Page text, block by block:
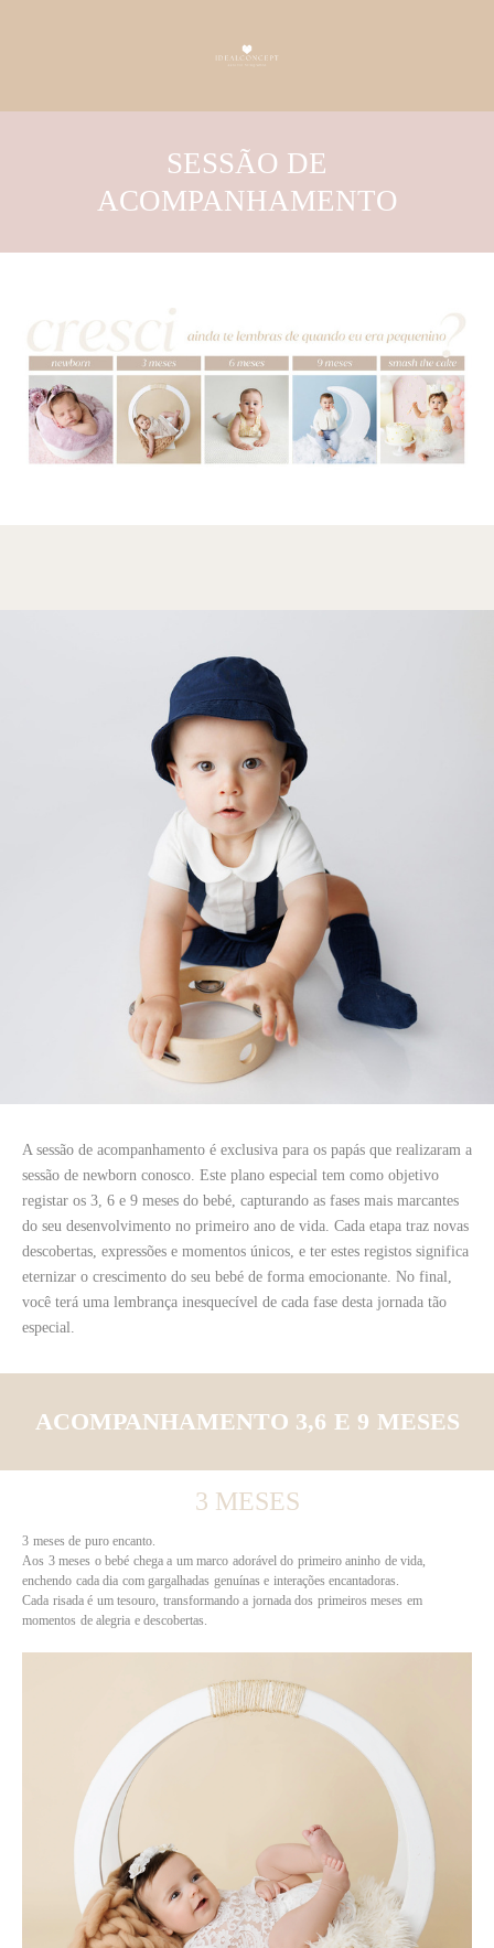
SESSÃO DE
ACOMPANHAMENTO
A sessão de acompanhamento é exclusiva para os papás que realizaram a
sessão de newborn conosco. Este plano especial tem como objetivo
registar os 3, 6 e 9 meses do bebé, capturando as fases mais marcantes
do seu desenvolvimento no primeiro ano de vida. Cada etapa traz novas
descobertas, expressões e momentos únicos, e ter estes registos significa
eternizar o crescimento do seu bebé de forma emocionante. No final,
você terá uma lembrança inesquecível de cada fase desta jornada tão
especial.
ACOMPANHAMENTO 3,6 E 9 MESES
3 MESES
3 meses de puro encanto.
Aos 3 meses o bebé chega a um marco adorável do primeiro aninho de vida,
enchendo cada dia com gargalhadas genuínas e interações encantadoras.
Cada risada é um tesouro, transformando a jornada dos primeiros meses em
momentos de alegria e descobertas.